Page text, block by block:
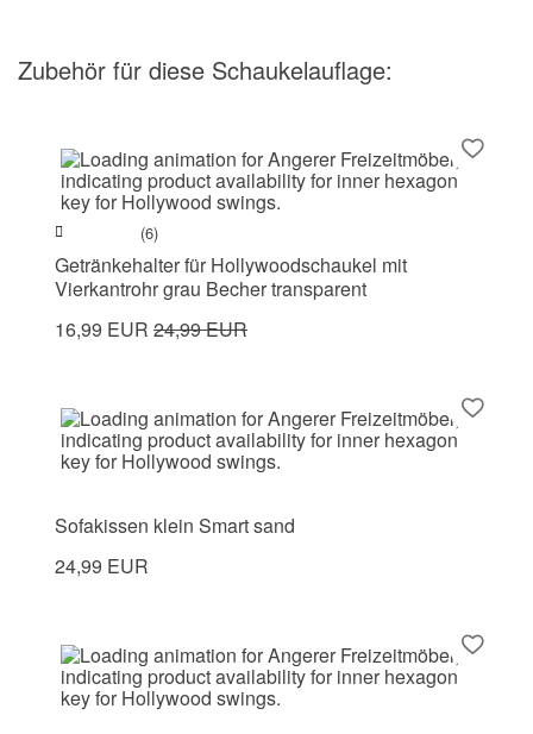
Zubehör für diese Schaukelauflage:
(6)
Getränkehalter für Hollywoodschaukel mit
Vierkantrohr grau Becher transparent
16,99 EUR 24,99 EUR
Sofakissen klein Smart sand
24,99 EUR